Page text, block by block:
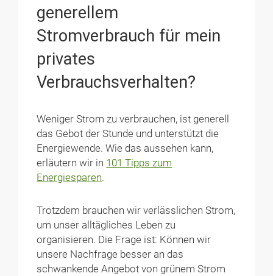
generellem
Stromverbrauch für mein
privates
Verbrauchsverhalten?
Weniger Strom zu verbrauchen, ist generell
das Gebot der Stunde und unterstützt die
Energiewende. Wie das aussehen kann,
erläutern wir in 101 Tipps zum
Energiesparen.
Trotzdem brauchen wir verlässlichen Strom,
um unser alltägliches Leben zu
organisieren. Die Frage ist: Können wir
unsere Nachfrage besser an das
schwankende Angebot von grünem Strom